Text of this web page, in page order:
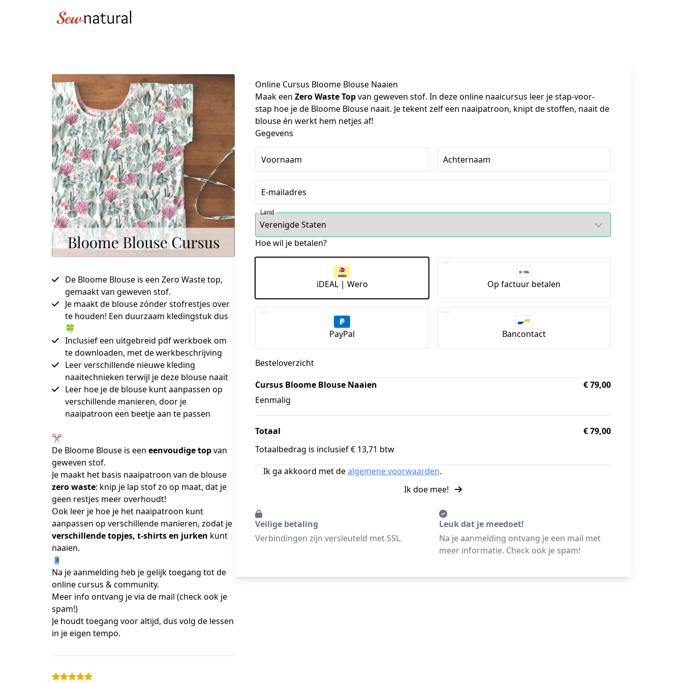
De Bloome Blouse is een Zero Waste top,
gemaakt van geweven stof.
Je maakt de blouse zónder stofrestjes over
te houden! Een duurzaam kledingstuk dus
🍀
Inclusief een uitgebreid pdf werkboek om
te downloaden, met de werkbeschrijving
Leer verschillende nieuwe kleding
naaitechnieken terwijl je deze blouse naait
Leer hoe je de blouse kunt aanpassen op
verschillende manieren, door je
naaipatroon een beetje aan te passen
✂️
De Bloome Blouse is een eenvoudige top van
geweven stof.
zero waste: knip je lap stof zo op maat, dat je
geen restjes meer overhoudt!
Ook leer je hoe je het naaipatroon kunt
verschillende topjes, t-shirts en jurken kunt
naaien.
🧵
Na je aanmelding heb je gelijk toegang tot de
online cursus & community.
Meer info ontvang je via de mail (check ook je
spam!)
Je houdt toegang voor altijd, dus volg de lessen
in je eigen tempo.
Online Cursus Bloome Blouse Naaien
Maak een Zero Waste Top van geweven stof. In deze online naaicursus leer je stap-voor-
stap hoe je de Bloome Blouse naait. Je tekent zelf een naaipatroon, knipt de stoffen, naait de
blouse én werkt hem netjes af!
Gegevens
Voornaam Achternaam
E-mailadres
Land
Hoe wil je betalen?
iDEAL | Wero Op factuur betalen
PayPal Bancontact
Besteloverzicht
Cursus Bloome Blouse Naaien
Eenmalig
€ 79,00
Totaal
€ 79,00
Totaalbedrag is inclusief € 13,71 btw
Ik ga akkoord met dealgemene voorwaarden.
Ik doe mee!
Veilige betaling
Verbindingen zijn versleuteld met SSL.
Leuk dat je meedoet!
Na je aanmelding ontvang je een mail met
meer informatie. Check ook je spam!